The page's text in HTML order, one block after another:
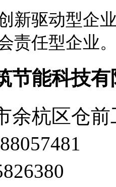
新驱动型企
责任型企业
节能科技有
余杭区仓